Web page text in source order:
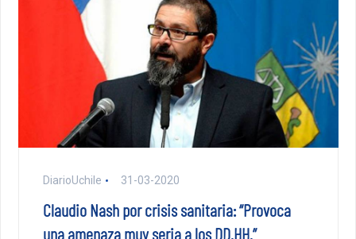
DiarioUchile 31-03-2020
Claudio Nash por crisis sanitaria: “Provoca
una amenaza muy seria a los DD.HH.”